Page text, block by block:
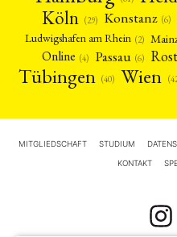
Köln (29) Konstanz (6)
Ludwigshafen am Rhein (2)
Online (4) Passau (6)
Tübingen (40) Wien
MITGLIEDSCHAFT STUDIUM
KONTAKT